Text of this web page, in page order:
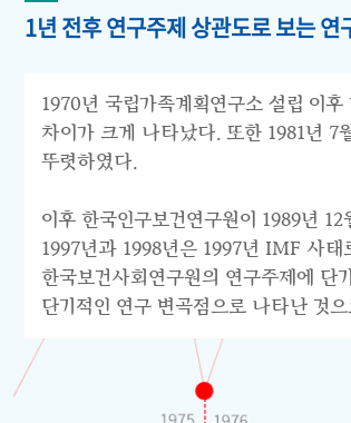
1년 전후 연구주제 상관도로 보는 연
1970년 국립가족계획연구소 설립 이
차이가 크게 나타났다. 또한 1981년 7
뚜렷하였다.
이후 한국인구보건연구원이 1989년
1997년과 1998년은 1997년 IMF 사
한국보건사회연구원의 연구주제에
단기적인 연구 변곡점으로 나타난 것